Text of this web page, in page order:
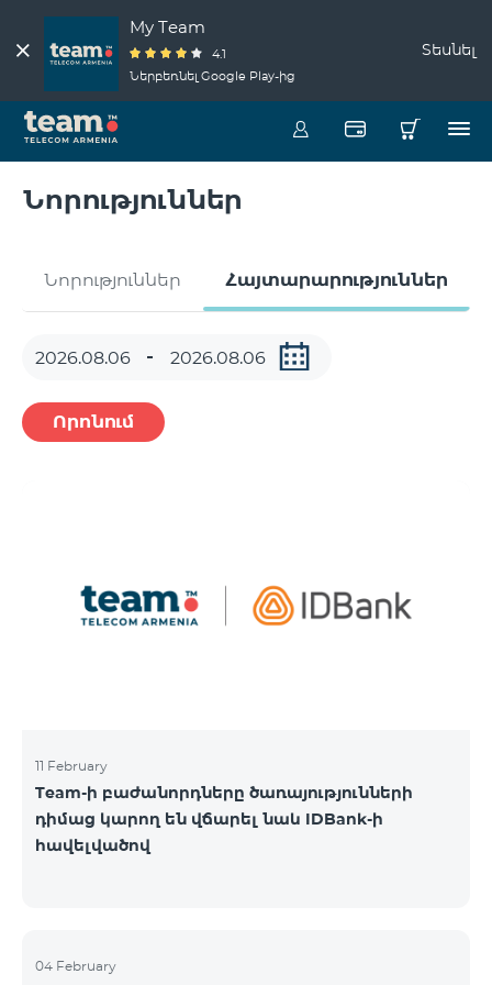
My Team
4.1
Ներբեռնել Google Play-ից
Տեսնել
Նորություններ
Նորություններ Հայտարարություններ
Որոնում
11 February
Team-ի բաժանորդները ծառայությունների
դիմաց կարող են վճարել նաև IDBank-ի
հավելվածով
04 February